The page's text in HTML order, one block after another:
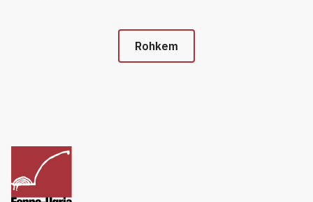
Rohkem